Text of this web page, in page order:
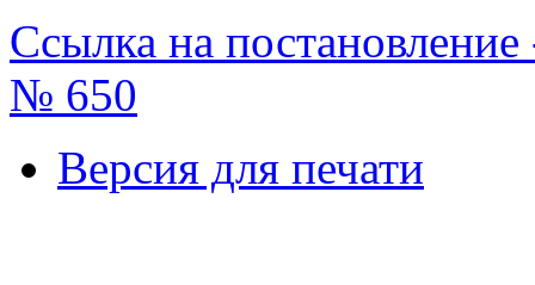
Ссылка на
№ 650
Версия для печати